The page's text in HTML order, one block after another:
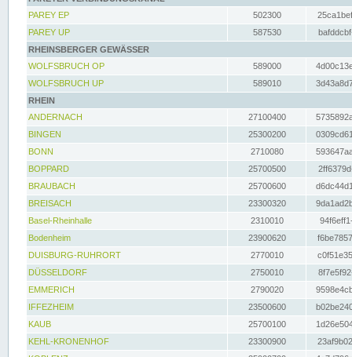
PAREY EP
502300
PAREY UP
587530
RHEINSBERGER GEWÄSSER
WOLFSBRUCH OP
589000
WOLFSBRUCH UP
589010
RHEIN
ANDERNACH
27100400
BINGEN
25300200
BONN
2710080
BOPPARD
25700500
BRAUBACH
25700600
BREISACH
23300320
Basel-Rheinhalle
2310010
Bodenheim
23900620
DUISBURG-RUHRORT
2770010
DÜSSELDORF
2750010
EMMERICH
2790020
IFFEZHEIM
23500600
KAUB
25700100
KEHL-KRONENHOF
23300900